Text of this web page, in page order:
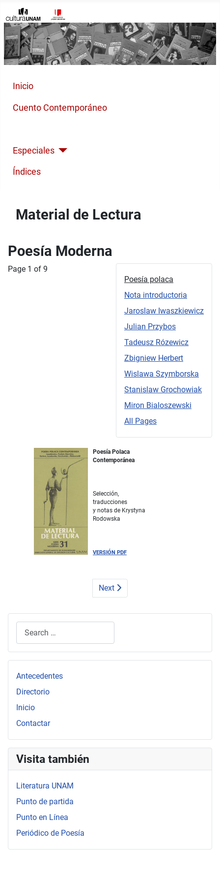
Inicio
Cuento Contemporáneo
Especiales
Índices
Material de Lectura
Poesía Moderna
Poesía polaca
Nota introductoria
Jaroslaw Iwaszkiewicz
Julian Przybos
Tadeusz Rózewicz
Zbigniew Herbert
Wislawa Szymborska
Stanislaw Grochowiak
Miron Bialoszewski
All Pages
Page 1 of 9
Poesía Polaca
Contemporánea
Selección,
traducciones
y notas de Krystyna
Rodowska
VERSIÓN PDF
Next
Antecedentes
Directorio
Inicio
Contactar
Visita también
Literatura UNAM
Punto de partida
Punto en Línea
Periódico de Poesía